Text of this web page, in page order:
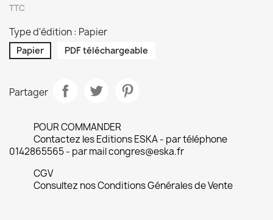
TTC
Type d'édition : Papier
Papier PDF téléchargeable
Partager
POUR COMMANDER
Contactez les Editions ESKA - par téléphone
0142865565 - par mail congres@eska.fr
CGV
Consultez nos Conditions Générales de Vente